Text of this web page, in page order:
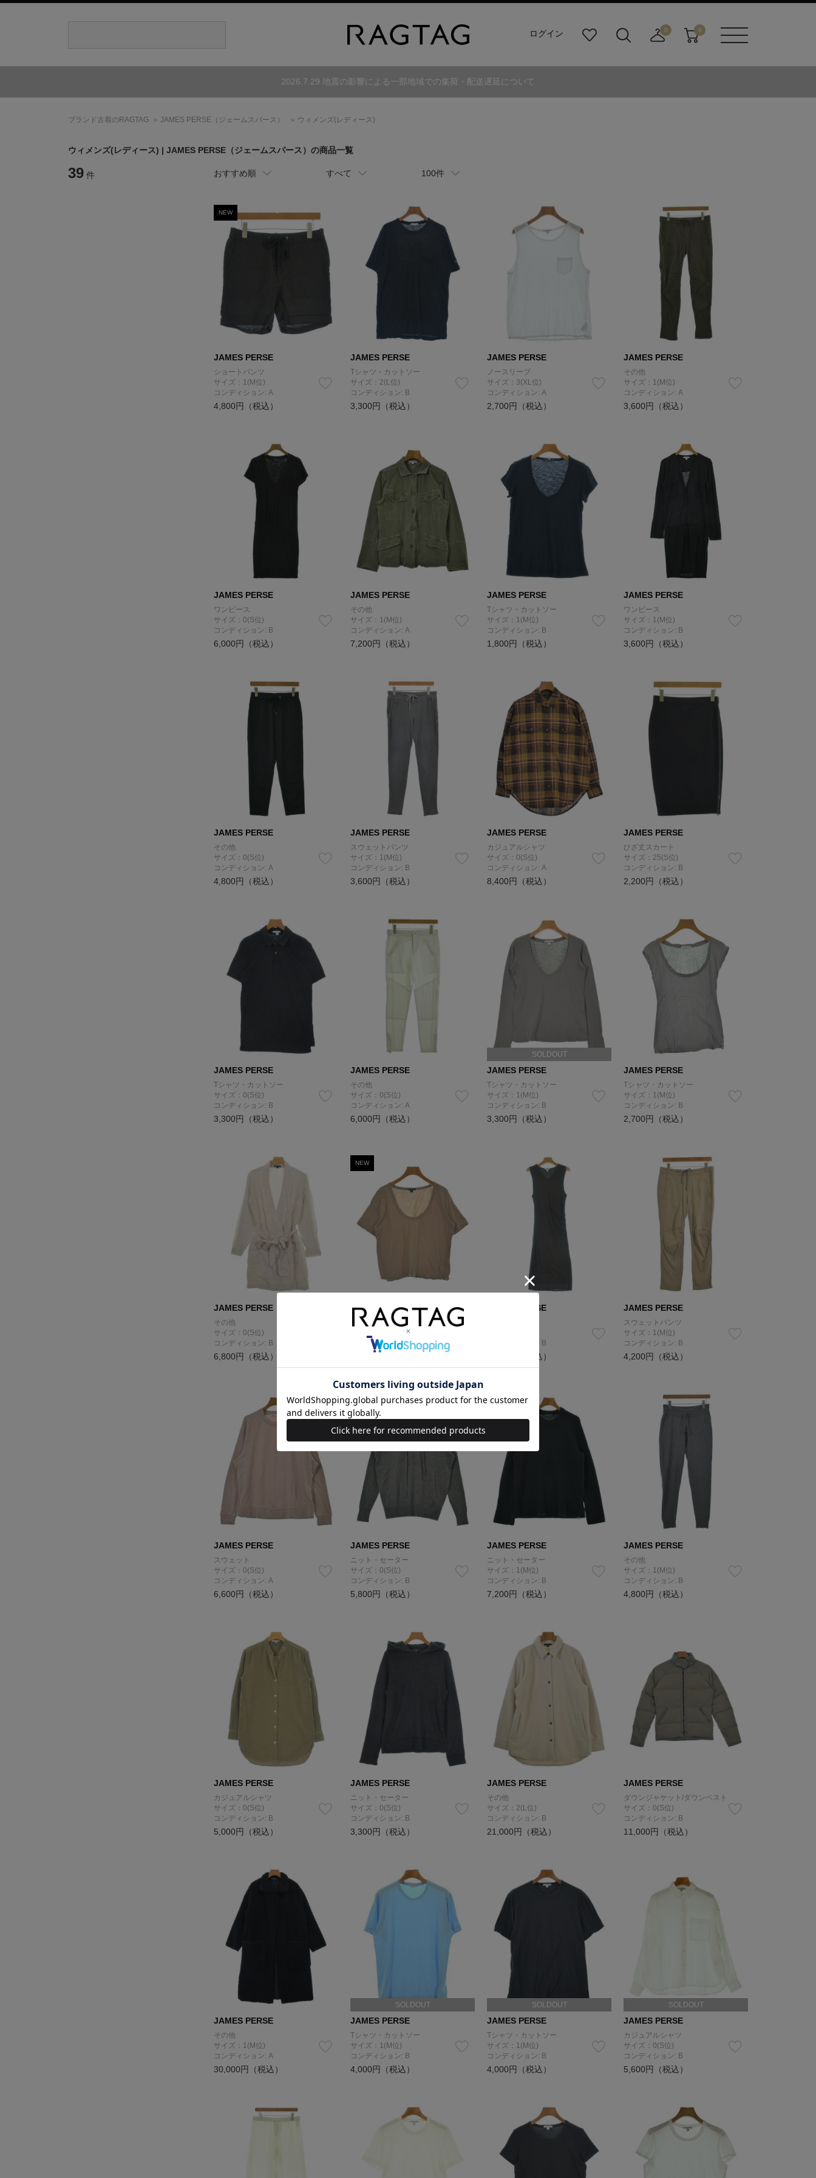
ログイン
り
ダ
0
寄
0
2026.7.29 地震の影響による一部地域での集荷・配送遅延について
ブランド古着のRAGTAG JAMES PERSE （ジェームスパース） ウィメンズ(レディース)
ウィメンズ(レディース) | JAMES PERSE （ジェームスパース） の商品一覧
39 件 おすすめ順 すべて 100件
NEW
JAMES PERSE
ショートパンツ
サイズ：1(M位)
コンディション: A
4,800円（税込）
JAMES PERSE
Tシャツ・カットソー
サイズ：2(L位)
コンディション: B
3,300円（税込）
JAMES PERSE
ノースリーブ
サイズ：3(XL位)
コンディション: A
2,700円（税込）
JAMES PERSE
その他
サイズ：1(M位)
コンディション: A
3,600円（税込）
JAMES PERSE
ワンピース
サイズ：0(S位)
コンディション: B
6,000円（税込）
JAMES PERSE
その他
サイズ：1(M位)
コンディション: A
7,200円（税込）
JAMES PERSE
Tシャツ・カットソー
サイズ：1(M位)
コンディション: B
1,800円（税込）
JAMES PERSE
ワンピース
サイズ：1(M位)
コンディション: B
3,600円（税込）
JAMES PERSE
その他
サイズ：0(S位)
コンディション: A
4,800円（税込）
JAMES PERSE
スウェットパンツ
サイズ：1(M位)
コンディション: B
3,600円（税込）
JAMES PERSE
カジュアルシャツ
サイズ：0(S位)
コンディション: A
8,400円（税込）
JAMES PERSE
ひざ丈スカート
サイズ：25(S位)
コンディション: B
2,200円（税込）
JAMES PERSE
Tシャツ・カットソー
サイズ：0(S位)
コンディション: B
3,300円（税込）
JAMES PERSE
その他
サイズ：0(S位)
コンディション: A
6,000円（税込）
SOLDOUT
JAMES PERSE
Tシャツ・カットソー
サイズ：1(M位)
コンディション: B
3,300円（税込）
JAMES PERSE
Tシャツ・カットソー
サイズ：1(M位)
コンディション: B
2,700円（税込）
JAMES PERSE
その他
サイズ：0(S位)
コンディション: B
6,800円（税込）
NEW
JAMES PERSE
Tシャツ・カットソー
コンディション: B
JAMES PERSE
コンディション: B
2,200円（税込）
JAMES PERSE
スウェットパンツ
サイズ：1(M位)
コンディション: B
4,200円（税込）
JAMES PERSE
スウェット
サイズ：0(S位)
コンディション: A
6,600円（税込）
JAMES PERSE
ニット・セーター
サイズ：0(S位)
コンディション: B
5,800円（税込）
JAMES PERSE
ニット・セーター
サイズ：1(M位)
コンディション: B
7,200円（税込）
JAMES PERSE
その他
サイズ：1(M位)
コンディション: B
4,800円（税込）
JAMES PERSE
カジュアルシャツ
サイズ：0(S位)
コンディション: B
5,000円（税込）
JAMES PERSE
ニット・セーター
サイズ：0(S位)
コンディション: B
3,300円（税込）
JAMES PERSE
その他
サイズ：2(L位)
コンディション: B
21,000円（税込）
JAMES PERSE
ダウンジャケット/ダウンベスト
サイズ：0(S位)
コンディション: B
11,000円（税込）
JAMES PERSE
その他
サイズ：1(M位)
コンディション: A
30,000円（税込）
SOLDOUT
JAMES PERSE
Tシャツ・カットソー
サイズ：1(M位)
コンディション: B
4,000円（税込）
SOLDOUT
JAMES PERSE
Tシャツ・カットソー
サイズ：1(M位)
コンディション: B
4,000円（税込）
SOLDOUT
JAMES PERSE
カジュアルシャツ
サイズ：0(S位)
コンディション: B
5,600円（税込）